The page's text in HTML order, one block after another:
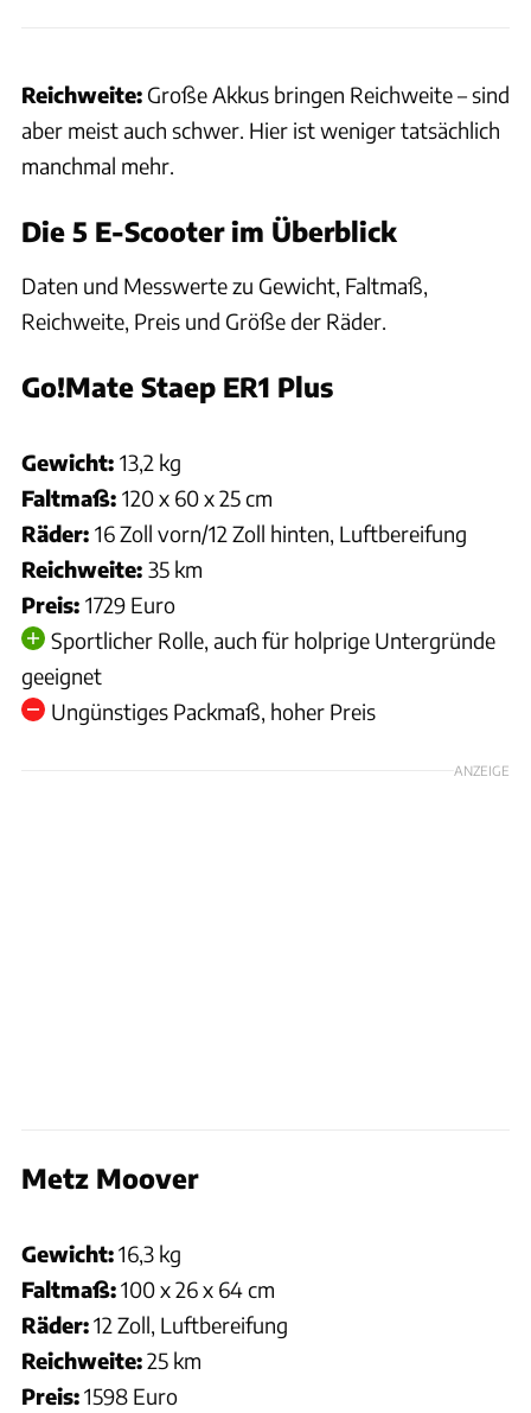
Reichweite: Große Akkus bringen Reichweite – sind
aber meist auch schwer. Hier ist weniger tatsächlich
manchmal mehr.
Die 5 E-Scooter im Überblick
Daten und Messwerte zu Gewicht, Faltmaß,
Reichweite, Preis und Größe der Räder.
Go!Mate Staep ER1 Plus
Gewicht: 13,2 kg
Faltmaß: 120 x 60 x 25 cm
Räder: 16 Zoll vorn/12 Zoll hinten, Luftbereifung
Reichweite: 35 km
Preis: 1729 Euro
Sportlicher Rolle, auch für holprige Untergründe
geeignet
Ungünstiges Packmaß, hoher Preis
ANZEIGE
Metz Moover
Gewicht:16,3 kg
Faltmaß:100 x 26 x 64 cm
Räder:12 Zoll, Luftbereifung
Reichweite:25 km
Preis:1598 Euro